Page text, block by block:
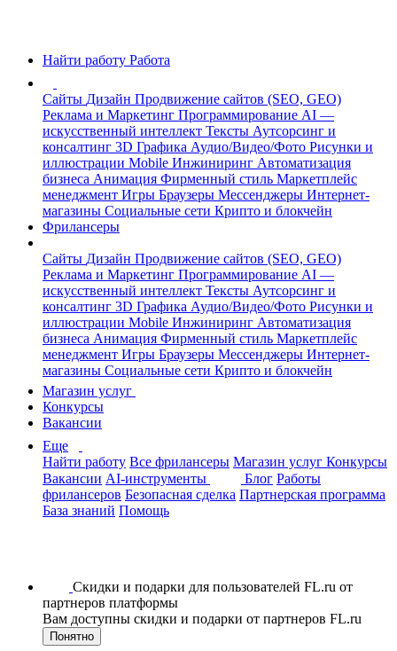
Найти работу Работа
Сайты Дизайн Продвижение сайтов (SEO, GEO)
Реклама и Маркетинг Программирование AI —
искусственный интеллект Тексты Аутсорсинг и
консалтинг 3D Графика Аудио/Видео/Фото Рисунки и
иллюстрации Mobile Инжиниринг Автоматизация
бизнеса Анимация Фирменный стиль Маркетплейс
менеджмент Игры Браузеры Мессенджеры Интернет-
магазины Социальные сети Крипто и блокчейн
Фрилансеры
Сайты Дизайн Продвижение сайтов (SEO, GEO)
Реклама и Маркетинг Программирование AI —
искусственный интеллект Тексты Аутсорсинг и
консалтинг 3D Графика Аудио/Видео/Фото Рисунки и
иллюстрации Mobile Инжиниринг Автоматизация
бизнеса Анимация Фирменный стиль Маркетплейс
менеджмент Игры Браузеры Мессенджеры Интернет-
магазины Социальные сети Крипто и блокчейн
Магазин услуг
Конкурсы
Вакансии
Еще
Найти работу Все фрилансеры Магазин услуг Конкурсы
Вакансии AI-инструменты Блог Работы
фрилансеров Безопасная сделка Партнерская программа
База знаний Помощь
Скидки и подарки для пользователей FL.ru от
партнеров платформы
Вам доступны скидки и подарки от партнеров FL.ru
Понятно